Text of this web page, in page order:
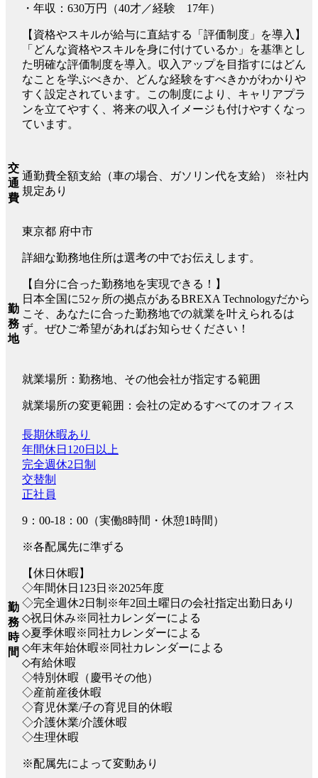
・年収：630万円（40才／経験 17年）
【資格やスキルが給与に直結する「評価制度」を導入】
「どんな資格やスキルを身に付けているか」を基準とし
た明確な評価制度を導入。収入アップを目指すにはどん
なことを学ぶべきか、どんな経験をすべきかがわかりや
すく設定されています。この制度により、キャリアプラ
ンを立てやすく、将来の収入イメージも付けやすくなっ
ています。
交
通
費
通勤費全額支給（車の場合、ガソリン代を支給） ※社内
規定あり
勤
務
地
東京都 府中市
詳細な勤務地住所は選考の中でお伝えします。
【自分に合った勤務地を実現できる！】
日本全国に52ヶ所の拠点があるBREXA Technologyだから
こそ、あなたに合った勤務地での就業を叶えられるは
ず。ぜひご希望があればお知らせください！
就業場所：勤務地、その他会社が指定する範囲
就業場所の変更範囲：会社の定めるすべてのオフィス
勤
務
時
間
長期休暇あり
年間休日120日以上
完全週休2日制
交替制
正社員
9：00-18：00（実働8時間・休憩1時間）
※各配属先に準ずる
【休日休暇】
◇年間休日123日※2025年度
◇完全週休2日制※年2回土曜日の会社指定出勤日あり
◇祝日休み※同社カレンダーによる
◇夏季休暇※同社カレンダーによる
◇年末年始休暇※同社カレンダーによる
◇有給休暇
◇特別休暇（慶弔その他）
◇産前産後休暇
◇育児休業/子の育児目的休暇
◇介護休業/介護休暇
◇生理休暇
※配属先によって変動あり